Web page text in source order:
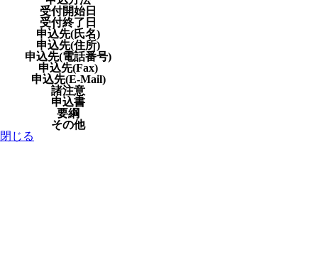
受付開始日
受付終了日
申込先(氏名)
申込先(住所)
申込先(電話番号)
申込先(Fax)
申込先(E-Mail)
諸注意
申込書
要綱
その他
閉じる